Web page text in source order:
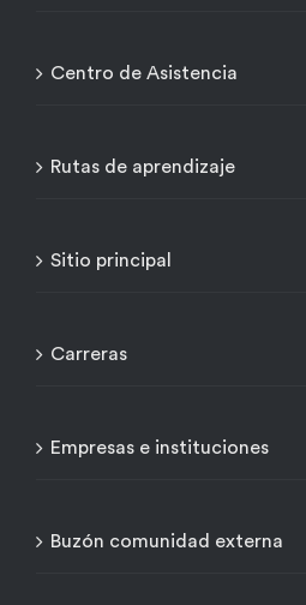
Centro de Asistencia
Rutas de aprendizaje
Sitio principal
Carreras
Empresas e instituciones
Buzón comunidad externa